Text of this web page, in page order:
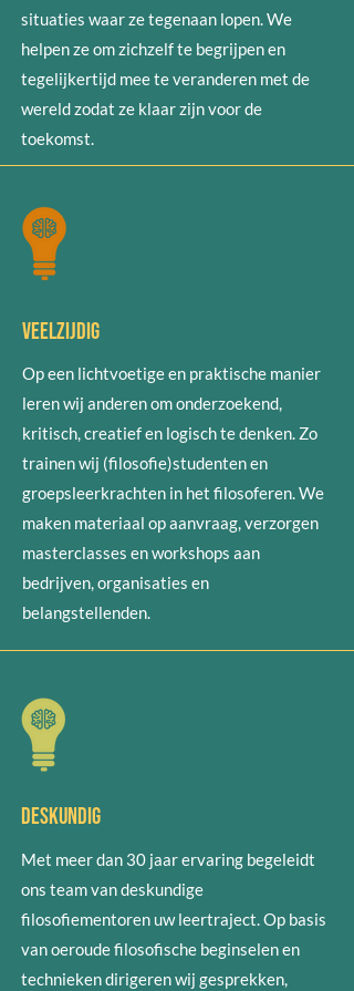
situaties waar ze tegenaan lopen. We
helpen ze om zichzelf te begrijpen en
tegelijkertijd mee te veranderen met de
wereld zodat ze klaar zijn voor de
toekomst.
Veelzijdig
Op een lichtvoetige en praktische manier
leren wij anderen om onderzoekend,
kritisch, creatief en logisch te denken. Zo
trainen wij (filosofie)studenten en
groepsleerkrachten in het filosoferen. We
maken materiaal op aanvraag, verzorgen
masterclasses en workshops aan
bedrijven, organisaties en
belangstellenden.
Deskundig
Met meer dan 30 jaar ervaring begeleidt
ons team van deskundige
filosofiementoren uw leertraject. Op basis
van oeroude filosofische beginselen en
technieken dirigeren wij gesprekken,